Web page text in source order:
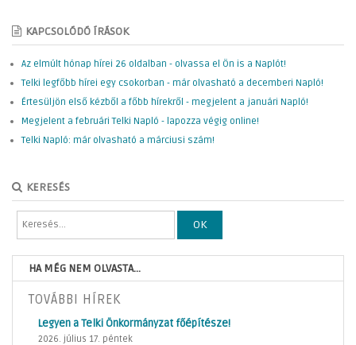
KAPCSOLÓDÓ ÍRÁSOK
Az elmúlt hónap hírei 26 oldalban - olvassa el Ön is a Naplót!
Telki legfőbb hírei egy csokorban - már olvasható a decemberi Napló!
Értesüljön első kézből a főbb hírekről - megjelent a januári Napló!
Megjelent a februári Telki Napló - lapozza végig online!
Telki Napló: már olvasható a márciusi szám!
KERESÉS
OK
HA MÉG NEM OLVASTA...
TOVÁBBI HÍREK
Legyen a Telki Önkormányzat főépítésze!
2026. július 17. péntek